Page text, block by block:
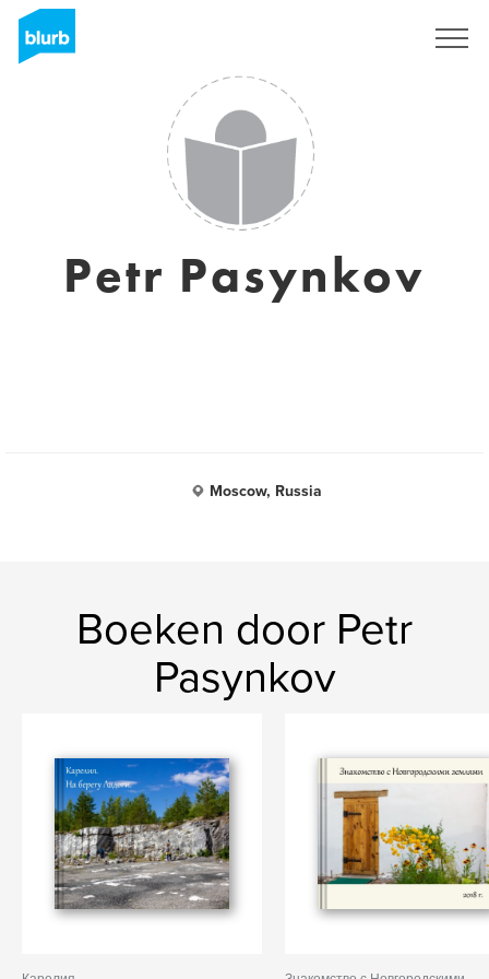
Petr Pasynkov
Moscow, Russia
Boeken door Petr
Pasynkov